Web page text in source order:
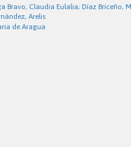
Bravo, Claudia Eulalia; Díaz Briceño,
Arelis
de Aragua